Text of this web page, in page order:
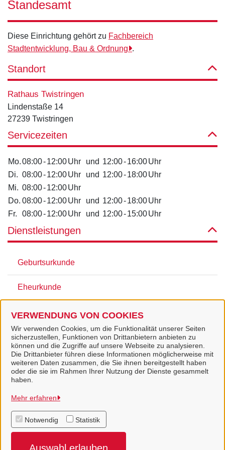
VERWENDUNG VON COOKIES
Wir verwenden Cookies, um die Funktionalität unserer Seiten
sicherzustellen, Funktionen von Drittanbietern anbieten zu
können und die Zugriffe auf unsere Webseite zu analysieren.
Die Drittanbieter führen diese Informationen möglicherweise mit
weiteren Daten zusammen, die Sie ihnen bereitgestellt haben
oder die sie im Rahmen Ihrer Nutzung der Dienste gesammelt
haben.
Mehr erfahren
Notwendig Statistik
Standesamt
Diese Einrichtung gehört zu Fachbereich
Stadtentwicklung, Bau & Ordnung .
Standort
Rathaus Twistringen
Lindenstaße 14
27239 Twistringen
Servicezeiten
Mo.08:00-12:00Uhr und 12:00-16:00Uhr
Di. 08:00-12:00Uhr und 12:00-18:00Uhr
Mi. 08:00-12:00Uhr
Do. 08:00-12:00Uhr und 12:00-18:00Uhr
Fr.
08:00-12:00Uhr und 12:00-15:00Uhr
Dienstleistungen
Geburtsurkunde
Eheurkunde
Lebenspartnerschaftsurkunde
Sterbeurkunde
Stadt Twistringen
Alle Rechte vorbehalten